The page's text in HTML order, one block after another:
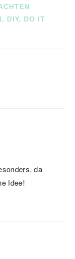
, DIY, DO IT
da
Idee!